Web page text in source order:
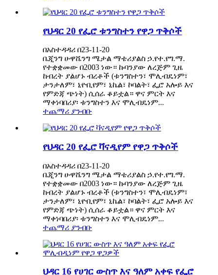
የህዳር 20 የፌሮ ቱንግስተን የዋጋ ጥቅሶች
በአስተዳዳሪ በ23-11-20
ቤጂንግ ሁዋሼንግ ሜታል ማቴሪያልስ ኃ.የተ.የግ.ማ.
የተቋቋመው በ2003 ነው። ኩባንያው ለረጅም ጊዜ
ከብረት ያልሆኑ ብረቶች (ቱንግስተን፣ ሞሊብዴነም፣
ታንታለም፣ ኒዮቢየም፣ ኒኬል፣ ኮባልት፣ ፌሮ አሎይ እና
የምድጃ ጭነት) ሲሰራ ቆይቷል። ዋና ምርት እና
ማቀነባበሪያ፡ ቱንግስተን እና ሞሊብዴነም...
ተጨማሪ ያንብቡ
የህዳር 20 የፌሮ ቫናዲየም የዋጋ ጥቅሶች
በአስተዳዳሪ በ23-11-20
ቤጂንግ ሁዋሼንግ ሜታል ማቴሪያልስ ኃ.የተ.የግ.ማ.
የተቋቋመው በ2003 ነው። ኩባንያው ለረጅም ጊዜ
ከብረት ያልሆኑ ብረቶች (ቱንግስተን፣ ሞሊብዴነም፣
ታንታለም፣ ኒዮቢየም፣ ኒኬል፣ ኮባልት፣ ፌሮ አሎይ እና
የምድጃ ጭነት) ሲሰራ ቆይቷል። ዋና ምርት እና
ማቀነባበሪያ፡ ቱንግስተን እና ሞሊብዴነም...
ተጨማሪ ያንብቡ
ህዳር 16 የሀገር ውስጥ እና ዓለም አቀፍ የፌሮ